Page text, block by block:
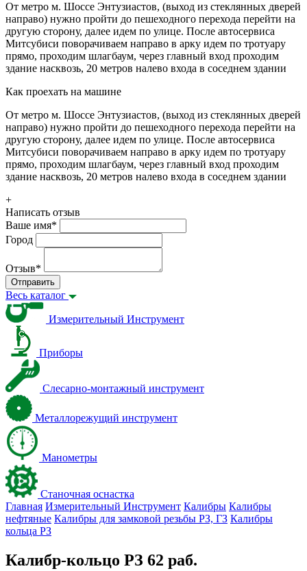
От метро м. Шоссе Энтузиастов, (выход из стеклянных дверей
направо) нужно пройти до пешеходного перехода перейти на
другую сторону, далее идем по улице. После автосервиса
Митсубиси поворачиваем направо в арку идем по тротуару
прямо, проходим шлагбаум, через главный вход проходим
здание насквозь, 20 метров налево входа в соседнем здании
Как проехать на машине
От метро м. Шоссе Энтузиастов, (выход из стеклянных дверей
направо) нужно пройти до пешеходного перехода перейти на
другую сторону, далее идем по улице. После автосервиса
Митсубиси поворачиваем направо в арку идем по тротуару
прямо, проходим шлагбаум, через главный вход проходим
здание насквозь, 20 метров налево входа в соседнем здании
+
Написать отзыв
Ваше имя*
Город
Отзыв*
Отправить
Весь каталог
Измерительный Инструмент
Приборы
Слесарно-монтажный инструмент
Металлорежущий инструмент
Манометры
Станочная оснастка
Главная Измерительный Инструмент Калибры Калибры
нефтяные Калибры для замковой резьбы PЗ, ГЗ Калибры
кольца PЗ
Калибр-кольцо РЗ 62 раб.